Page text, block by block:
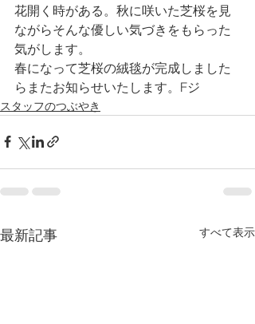
花開く時がある。秋に咲いた芝桜を見
ながらそんな優しい気づきをもらった
気がします。
春になって芝桜の絨毯が完成しました
らまたお知らせいたします。Fジ
スタッフのつぶやき
最新記事 すべて表示